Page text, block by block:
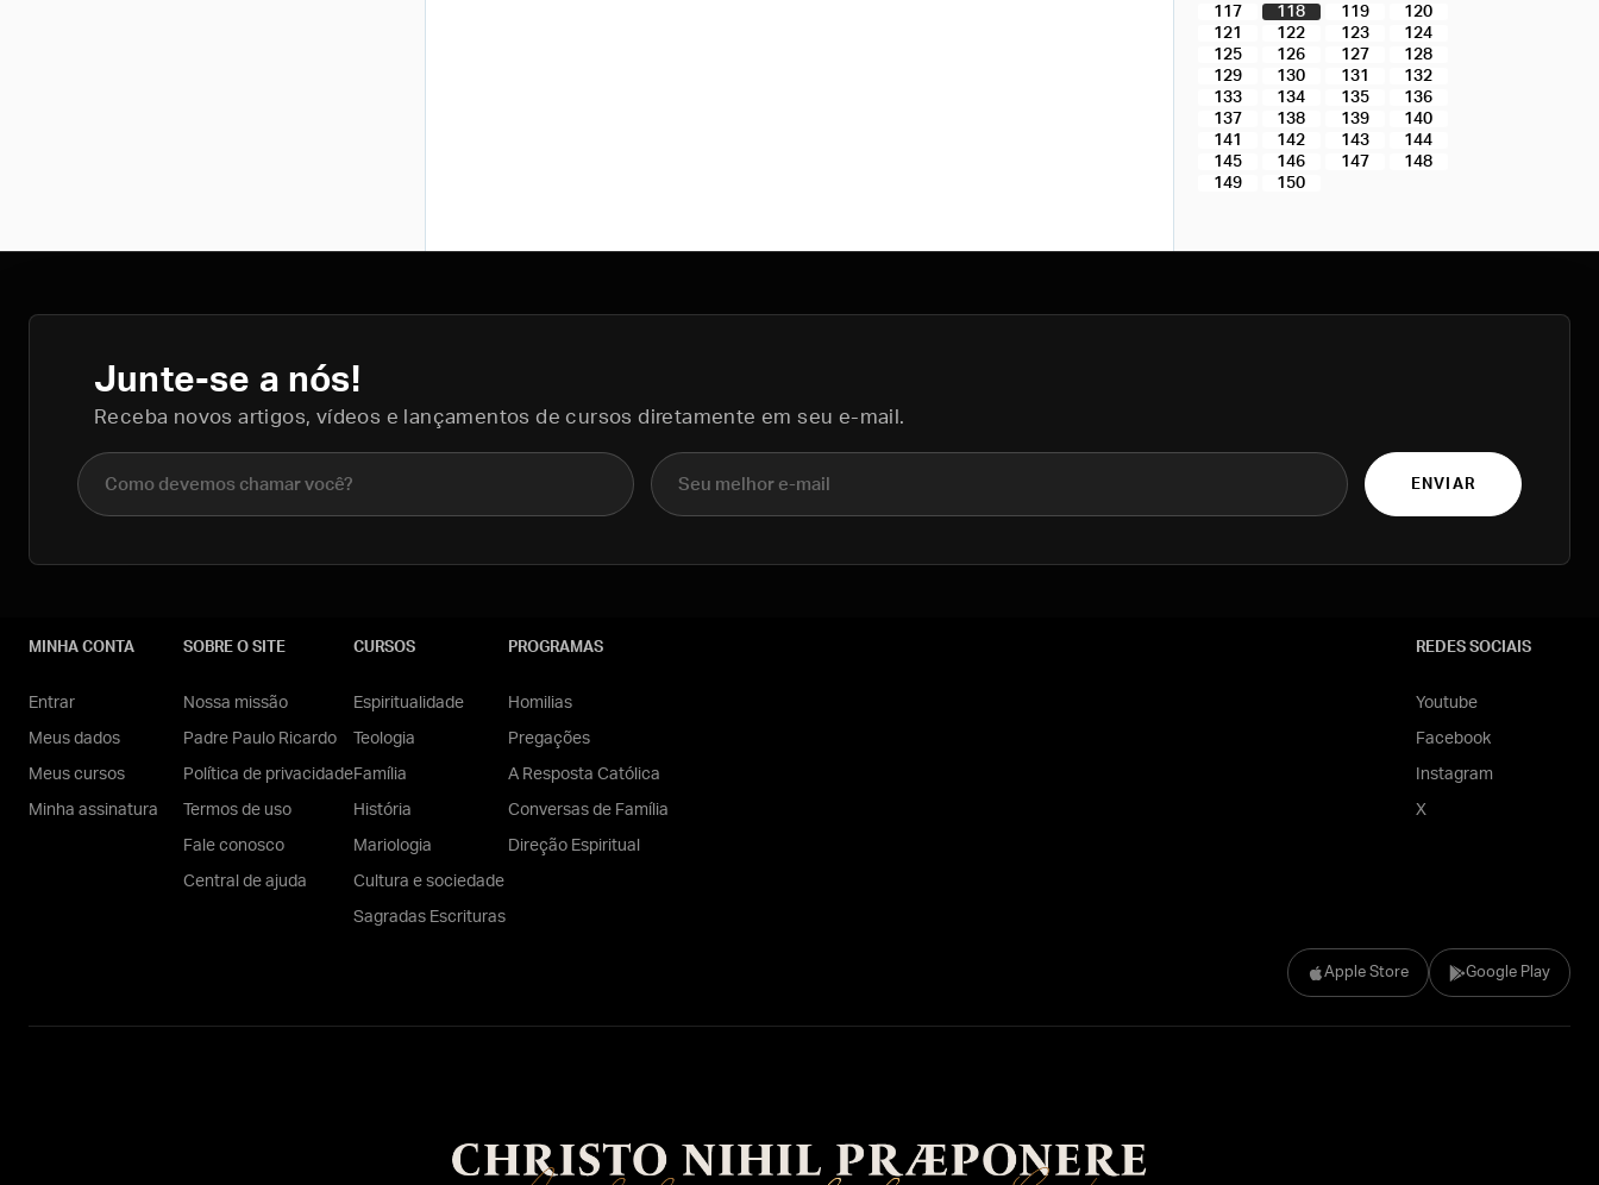
117
118 119
120
121
122 123
124
125
126 127
128
129
130 131
132
133
134 135
136
137
138 139
140
141
142 143
144
145
146 147
148
149
150
Junte-se a nós!
Receba novos artigos, vídeos e lançamentos de cursos diretamente em seu e-mail.
Nome completo E-mail
ENVIAR
Apple Store Google Play
MINHA CONTA
Entrar
Meus dados
Meus cursos
Minha assinatura
SOBRE O SITE
Nossa missão
Padre Paulo Ricardo
Política de privacidade
Termos de uso
Fale conosco
Central de ajuda
CURSOS
Espiritualidade
Teologia
Família
História
Mariologia
Cultura e sociedade
Sagradas Escrituras
PROGRAMAS
Homilias
Pregações
A Resposta Católica
Conversas de Família
Direção Espiritual
REDES SOCIAIS
Youtube
Facebook
Instagram
X